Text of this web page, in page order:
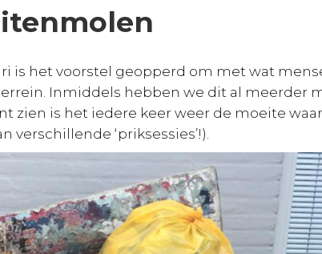
is het voorstel geopperd om met wat
Inmiddels hebben we dit al meerder
zien is het iedere keer weer de moeite
verschillende ‘priksessies’!).